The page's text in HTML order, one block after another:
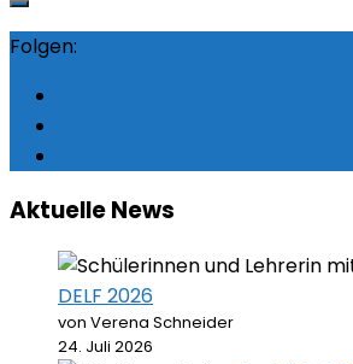
Folgen:
Aktuelle News
DELF 2026
von Verena Schneider
24. Juli 2026